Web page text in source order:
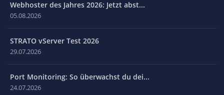
Webhoster des Jahres 2026: Jetzt abst...
05.08.2026
STRATO vServer Test 2026
29.07.2026
Port Monitoring: So überwachst du dei...
24.07.2026